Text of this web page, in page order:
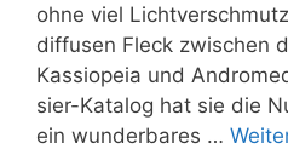
ohne viel
dif­fu­sen Fleck zwi­schen
Kas­sio­peia und
sier-Kata­­log hat sie die
ein wun­der­ba­res …